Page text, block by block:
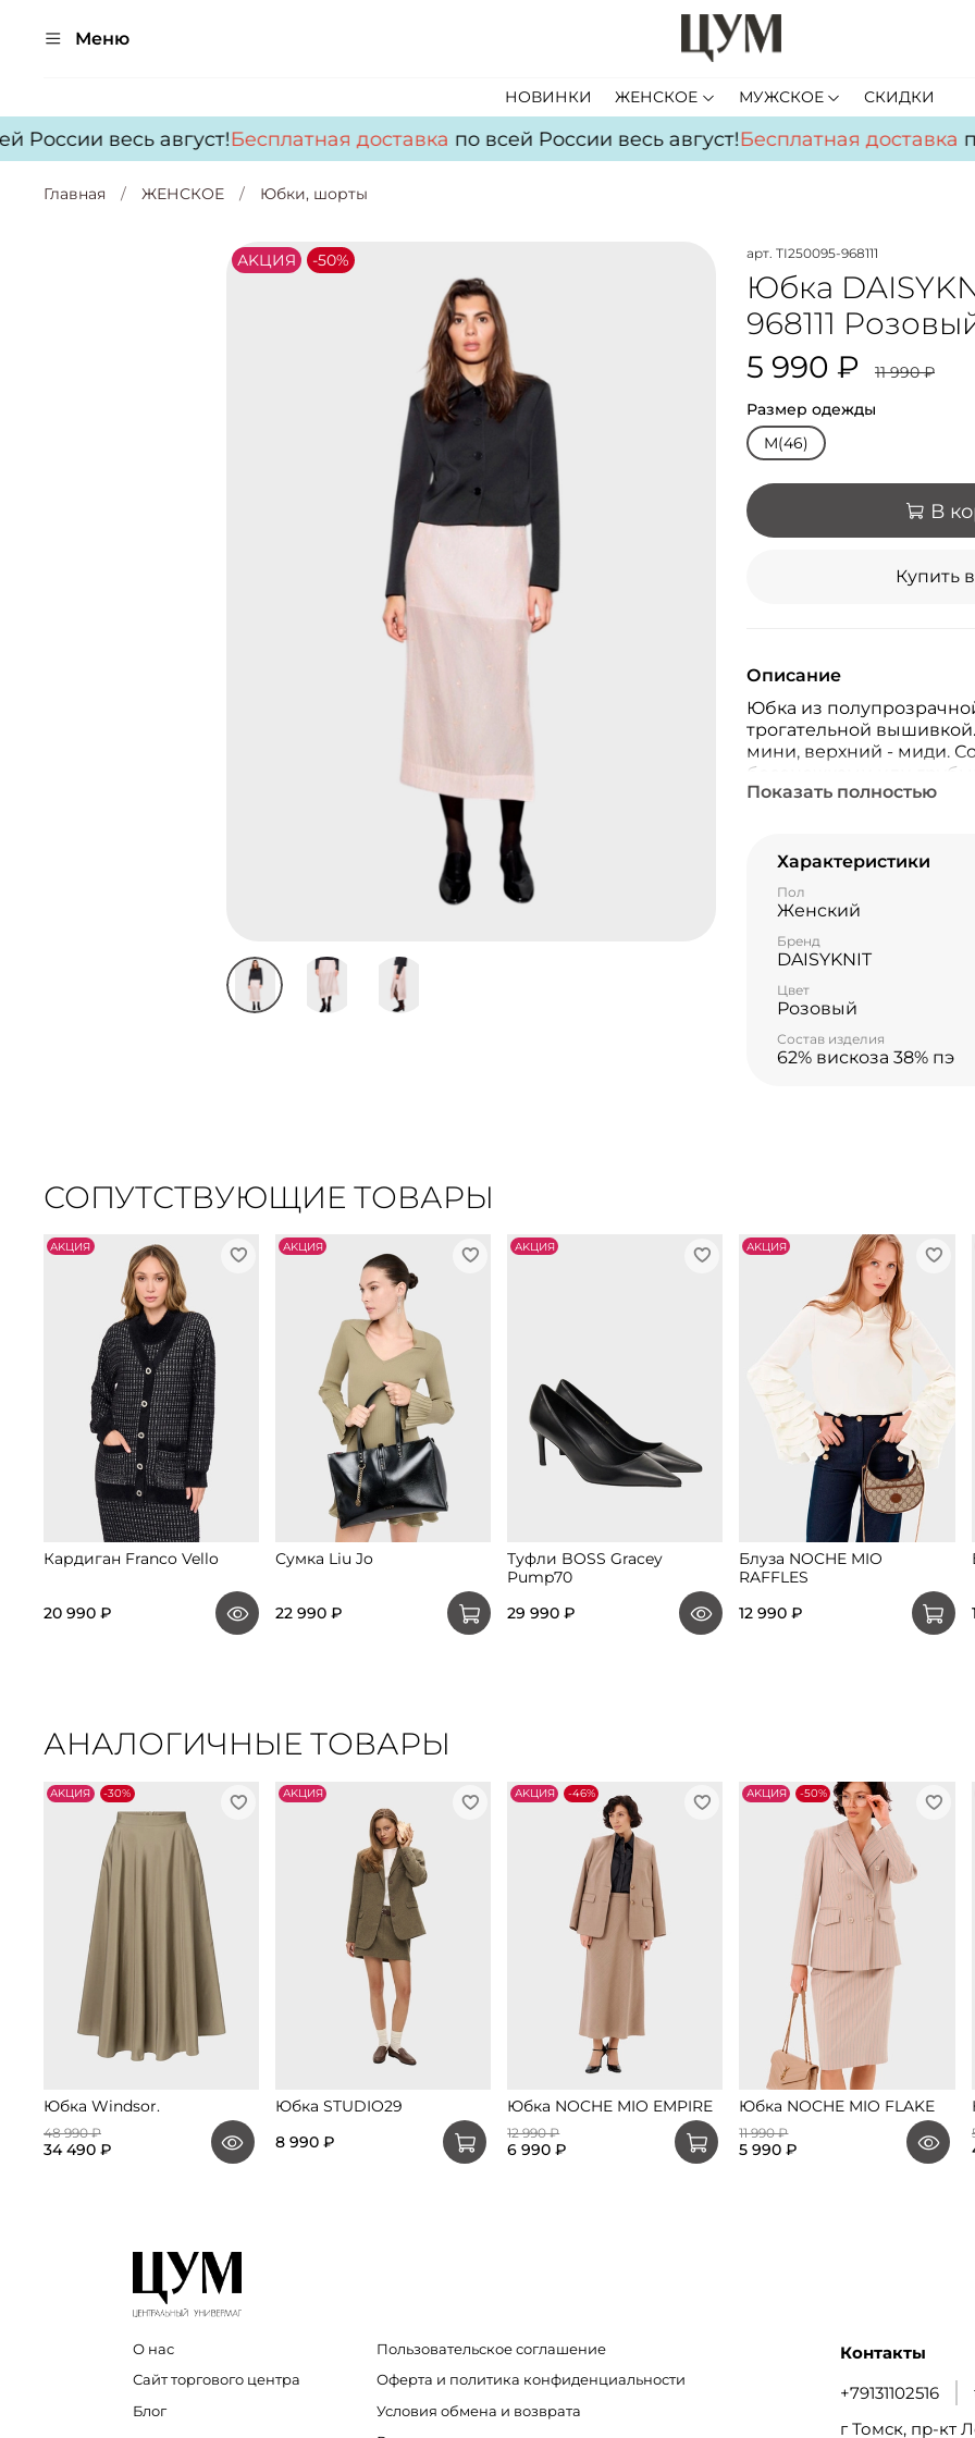
Меню
НОВИНКИ ЖЕНСКОЕ МУЖСКОЕ СКИДКИ
весь август!Бесплатная доставкапо всей России весь август!Бесплатная доставкапо
Главная ЖЕНСКОЕ Юбки, шорты
АKЦИЯ -50% арт. TI250095-968111
Юбка
968111
5 990 ₽
11 990 ₽
Размер одежды
M(46)
В
Купить
Описание
Юбка из
трогательной
мини, верхний - миди.
босоножками или
стилизация будет
Показать полностью
Характеристики
Пол
Женский
Бренд
DAISYKNIT
Цвет
Розовый
Состав изделия
62% вискоза 38% пэ
СОПУТСТВУЮЩИЕ ТОВАРЫ
АKЦИЯ
Кардиган Franco Vello
20 990 ₽
АKЦИЯ
Сумка Liu Jo
22 990 ₽
АKЦИЯ
Туфли BOSS Gracey
Pump70
29 990 ₽
АKЦИЯ
Блуза NOCHE MIO
RAFFLES
12 990 ₽
АНАЛОГИЧНЫЕ ТОВАРЫ
АKЦИЯ -30%
Юбка Windsor.
48 990 ₽
34 490 ₽
АKЦИЯ
Юбка STUDIO29
8 990 ₽
АKЦИЯ -46%
Юбка NOCHE MIO EMPIRE
12 990 ₽
6 990 ₽
АKЦИЯ -50%
Юбка NOCHE MIO FLAKE
11 990 ₽
5 990 ₽
О нас
Сайт торгового центра
Блог
Пользовательское соглашение
Оферта и политика конфиденциальности
Условия обмена и возврата
Контакты
+79131102516
г Томск, пр-кт